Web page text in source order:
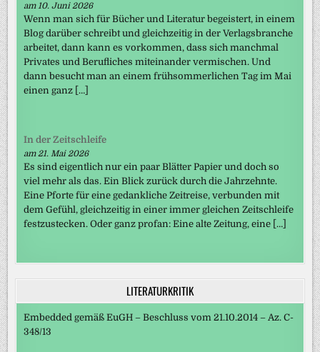
am 10. Juni 2026
Wenn man sich für Bücher und Literatur begeistert, in einem
Blog darüber schreibt und gleichzeitig in der Verlagsbranche
arbeitet, dann kann es vorkommen, dass sich manchmal
Privates und Berufliches miteinander vermischen. Und
dann besucht man an einem frühsommerlichen Tag im Mai
einen ganz […]
In der Zeitschleife
am 21. Mai 2026
Es sind eigentlich nur ein paar Blätter Papier und doch so
viel mehr als das. Ein Blick zurück durch die Jahrzehnte.
Eine Pforte für eine gedankliche Zeitreise, verbunden mit
dem Gefühl, gleichzeitig in einer immer gleichen Zeitschleife
festzustecken. Oder ganz profan: Eine alte Zeitung, eine […]
LITERATURKRITIK
Embedded gemäß EuGH – Beschluss vom 21.10.2014 – Az. C-
348/13